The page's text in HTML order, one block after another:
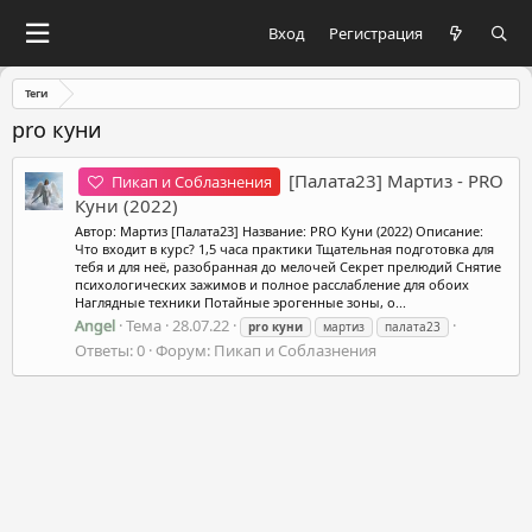
Вход Регистрация
Теги
pro куни
Пикап и Соблазнения
[Палата23] Мартиз - PRO
Куни (2022)
Автор: Мартиз [Палата23] Название: PRO Куни (2022) Описание:
Что входит в курс? 1,5 часа практики Тщательная подготовка для
тебя и для неё, разобранная до мелочей Секрет прелюдий Снятие
психологических зажимов и полное расслабление для обоих
Наглядные техники Потайные эрогенные зоны, о...
Angel Тема 28.07.22 pro куни мартиз палата23
Ответы: 0 Форум: Пикап и Соблазнения